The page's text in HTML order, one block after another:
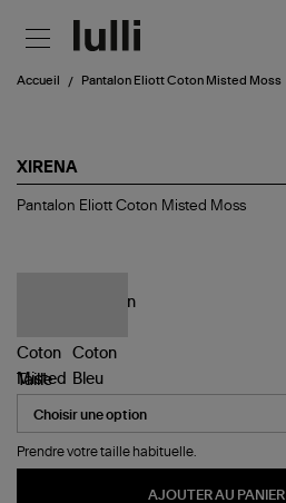
Accueil Pantalon Eliott Coton Misted Moss
XIRENA
Pantalon
Pantalon Eliott Coton Misted Moss
Taille
Prendre votre taille habituelle.
AJOUTER AU PANIER